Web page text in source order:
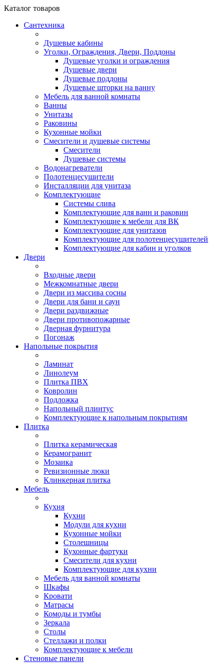
Каталог товаров
Сантехника
Душевые кабины
Уголки, Ограждения, Двери, Поддоны
Душевые уголки и ограждения
Душевые двери
Душевые поддоны
Душевые шторки на ванну
Мебель для ванной комнаты
Ванны
Унитазы
Раковины
Кухонные мойки
Смесители и душевые системы
Смесители
Душевые системы
Водонагреватели
Полотенцесушители
Инсталляции для унитаза
Комплектующие
Системы слива
Комплектующие для ванн и раковин
Комплектующие к мебели для ВК
Комплектующие для унитазов
Комплектующие для полотенцесушителей
Комплектующие для кабин и уголков
Двери
Входные двери
Межкомнатные двери
Двери из массива сосны
Двери для бани и саун
Двери раздвижные
Двери противопожарные
Дверная фурнитура
Погонаж
Напольные покрытия
Ламинат
Линолеум
Плитка ПВХ
Ковролин
Подложка
Напольный плинтус
Комплектующие к напольным покрытиям
Плитка
Плитка керамическая
Керамогранит
Мозаика
Ревизионные люки
Клинкерная плитка
Мебель
Кухня
Кухни
Модули для кухни
Кухонные мойки
Столешницы
Кухонные фартуки
Смесители для кухни
Комплектующие для кухни
Мебель для ванной комнаты
Шкафы
Кровати
Матрасы
Комоды и тумбы
Зеркала
Столы
Стеллажи и полки
Комплектующие к мебели
Стеновые панели